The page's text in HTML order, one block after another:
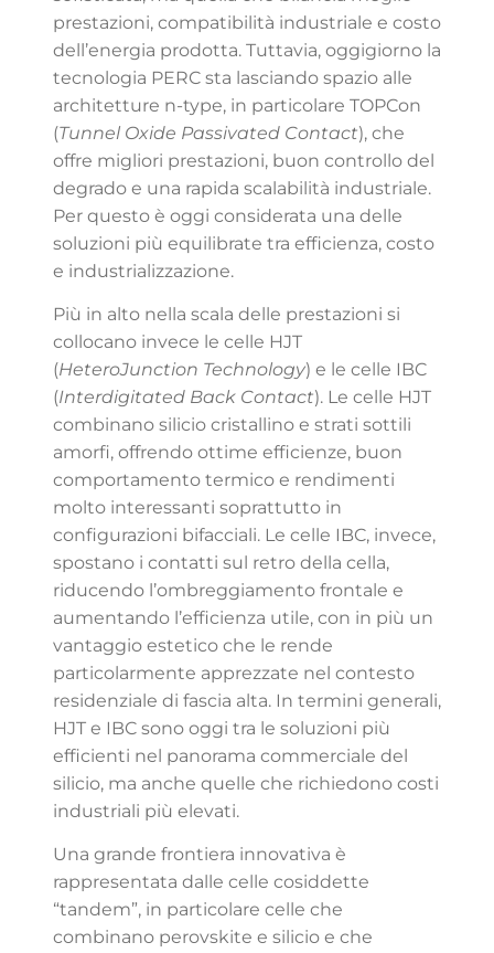
prestazioni, compatibilità industriale e costo
dell’energia prodotta. Tuttavia, oggigiorno la
tecnologia PERC sta lasciando spazio alle
architetture n-type, in particolare TOPCon
(Tunnel Oxide Passivated Contact), che
offre migliori prestazioni, buon controllo del
degrado e una rapida scalabilità industriale.
Per questo è oggi considerata una delle
soluzioni più equilibrate tra efficienza, costo
e industrializzazione.
Più in alto nella scala delle prestazioni si
collocano invece le celle HJT
(HeteroJunction Technology) e le celle IBC
(Interdigitated Back Contact). Le celle HJT
combinano silicio cristallino e strati sottili
amorfi, offrendo ottime efficienze, buon
comportamento termico e rendimenti
molto interessanti soprattutto in
configurazioni bifacciali. Le celle IBC, invece,
spostano i contatti sul retro della cella,
riducendo l’ombreggiamento frontale e
aumentando l’efficienza utile, con in più un
vantaggio estetico che le rende
particolarmente apprezzate nel contesto
residenziale di fascia alta. In termini generali,
HJT e IBC sono oggi tra le soluzioni più
efficienti nel panorama commerciale del
silicio, ma anche quelle che richiedono costi
industriali più elevati.
Una grande frontiera innovativa è
rappresentata dalle celle cosiddette
“tandem”, in particolare celle che
combinano perovskite e silicio e che